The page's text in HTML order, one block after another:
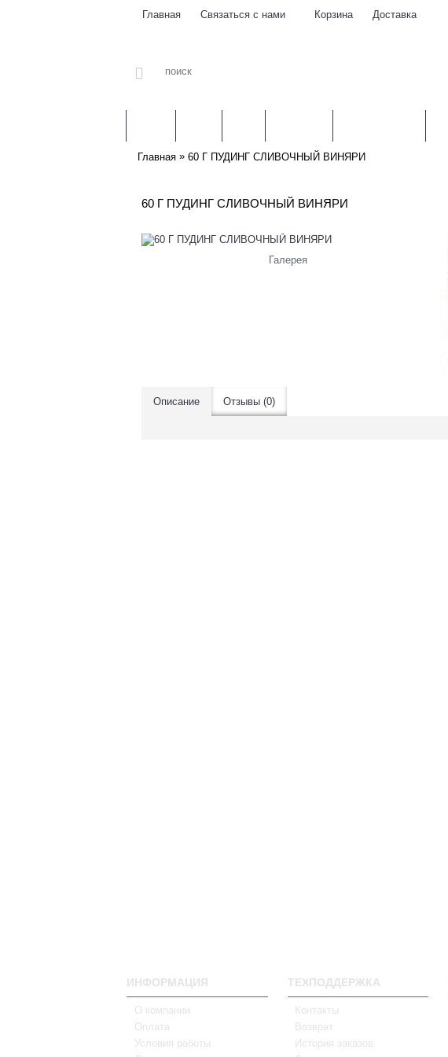
Главная Связаться с нами Корзина Доставка
Главная » 60 Г ПУДИНГ СЛИВОЧНЫЙ ВИНЯРИ
60 Г ПУДИНГ СЛИВОЧНЫЙ ВИНЯРИ
Галерея
Описание Отзывы (0)
ИНФОРМАЦИЯ
О компании
Оплата
Условия работы
ТЕХПОДДЕРЖКА
Контакты
Возврат
История заказов